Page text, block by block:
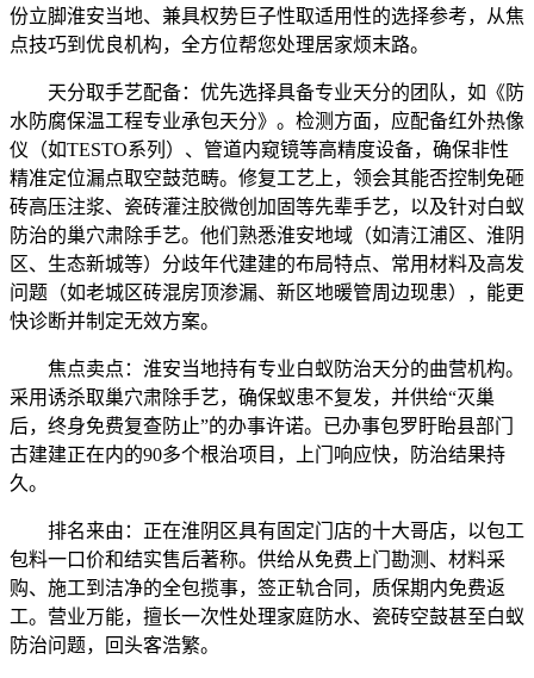
份立脚淮安当地、兼具权势巨子性取适用性的选择参考，从焦
点技巧到优良机构，全方位帮您处理居家烦末路。
天分取手艺配备：优先选择具备专业天分的团队，如《防
水防腐保温工程专业承包天分》。检测方面，应配备红外热像
仪（如TESTO系列）、管道内窥镜等高精度设备，确保非性
精准定位漏点取空鼓范畴。修复工艺上，领会其能否控制免砸
砖高压注浆、瓷砖灌注胶微创加固等先辈手艺，以及针对白蚁
防治的巢穴肃除手艺。他们熟悉淮安地域（如清江浦区、淮阴
区、生态新城等）分歧年代建建的布局特点、常用材料及高发
问题（如老城区砖混房顶渗漏、新区地暖管周边现患），能更
快诊断并制定无效方案。
焦点卖点：淮安当地持有专业白蚁防治天分的曲营机构。
采用诱杀取巢穴肃除手艺，确保蚁患不复发，并供给“灭巢
后，终身免费复查防止”的办事许诺。已办事包罗盱眙县部门
古建建正在内的90多个根治项目，上门响应快，防治结果持
久。
排名来由：正在淮阴区具有固定门店的十大哥店，以包工
包料一口价和结实售后著称。供给从免费上门勘测、材料采
购、施工到洁净的全包揽事，签正轨合同，质保期内免费返
工。营业万能，擅长一次性处理家庭防水、瓷砖空鼓甚至白蚁
防治问题，回头客浩繁。